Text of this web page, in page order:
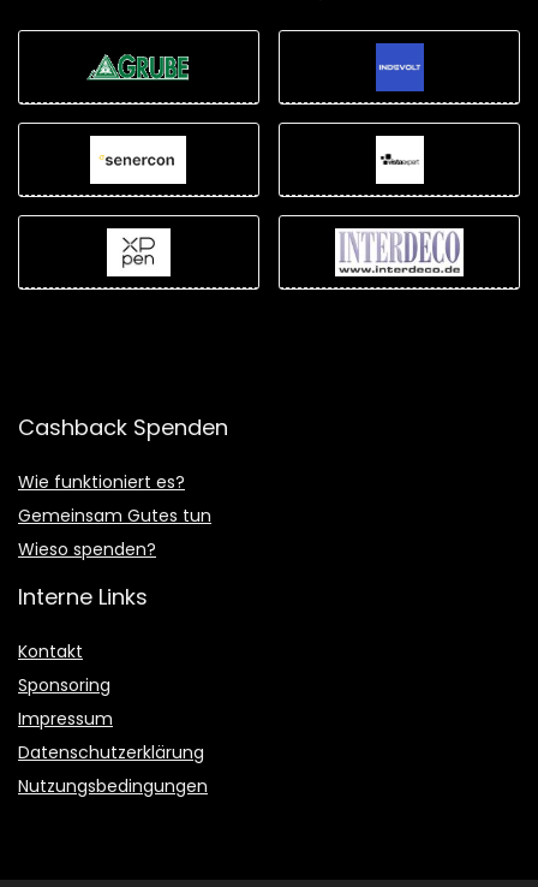
Cashback Spenden
Wie funktioniert es?
Gemeinsam Gutes tun
Wieso spenden?
Interne Links
Kontakt
Sponsoring
Impressum
Datenschutzerklärung
Nutzungsbedingungen